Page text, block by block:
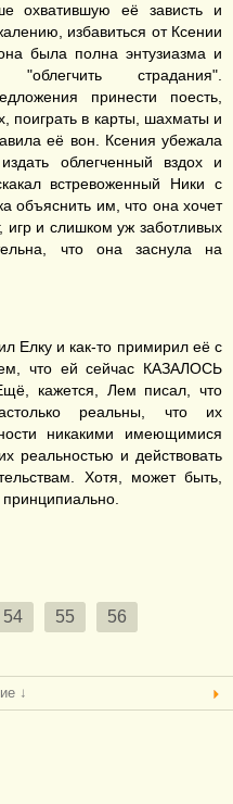
охватившую её зависть и
избавиться от Ксении
была полна энтузиазма и
страдания".
принести поесть,
поиграть в карты, шахматы и
её вон. Ксения убежала
облегченный вздох и
встревоженный Ники с
объяснить им, что она хочет
игр и слишком уж заботливых
что она заснула на
Елку и как-то примирил её с
что ей сейчас КАЗАЛОСЬ
кажется, Лем писал, что
реальны, что их
никакими имеющимися
реальностью и действовать
Хотя, может быть,
54 55 56
↓